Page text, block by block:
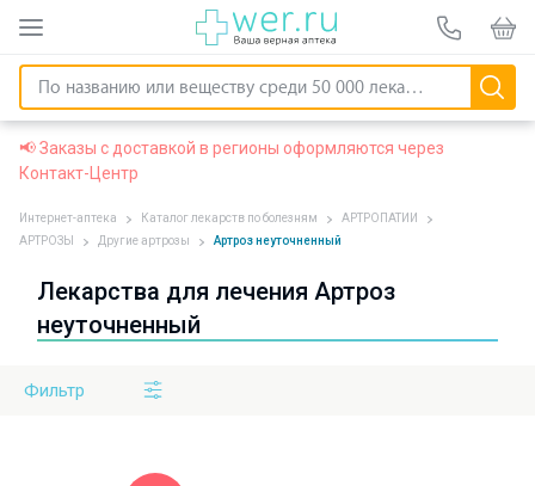
📢 Заказы с доставкой в регионы оформляются через
Контакт-Центр
Интернет-аптека Каталог лекарств по болезням
АРТРОПАТИИ
АРТРОЗЫ
Другие артрозы Артроз неуточненный
Лекарства для лечения Артроз
неуточненный
Фильтр